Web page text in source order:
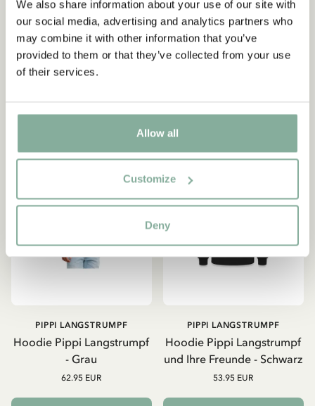
We also share information about your use of our site with
our social media, advertising and analytics partners who
may combine it with other information that you’ve
provided to them or that they’ve collected from your use
of their services.
Allow all
Customize
Deny
Hoodie Pippi Langstrumpf
Weiß – Erwachsene
Sweatshirt Pippi
Langstrumpf - Filmstreifen
74.95 EUR
Hoodie Pippi Langstrumpf
- Grau
PIPPI LANGSTRUMPF
62.95 EUR
Hoodie Pippi Langstrumpf
und Ihre Freunde - Schwarz
PIPPI LANGSTRUMPF
53.95 EUR